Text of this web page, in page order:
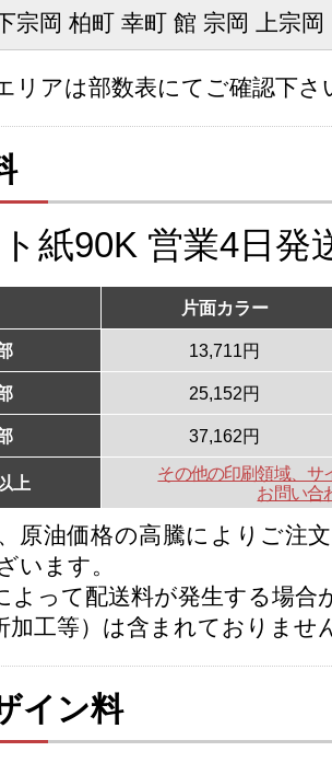
宗岡 柏町 幸町 館 宗岡 上宗岡
リアは部数表にてご確認下さ
紙90K 営業4日発
片面カラー
13,711円
25,152円
37,162円
上
その他の印刷領域、サ
お問い合
原油価格の高騰によりご注
います。
よって配送料が発生する場合
加工等）は含まれておりませ
イン料